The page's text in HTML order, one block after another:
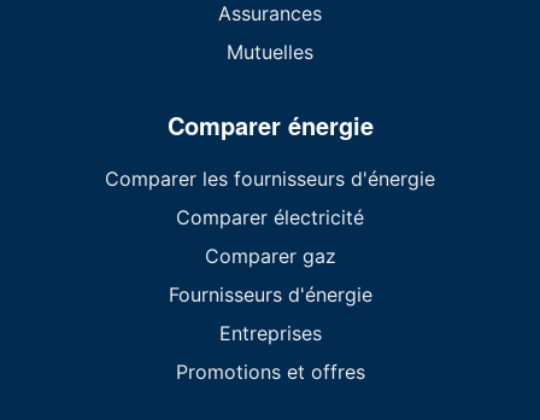
Assurances
Mutuelles
Comparer énergie
Comparer les fournisseurs d'énergie
Comparer électricité
Comparer gaz
Fournisseurs d'énergie
Entreprises
Promotions et offres